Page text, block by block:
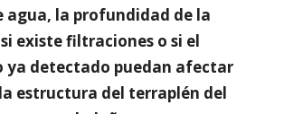
agua, la profundidad de la
existe filtraciones o si el
ya detectado puedan afectar
estructura del terraplén del